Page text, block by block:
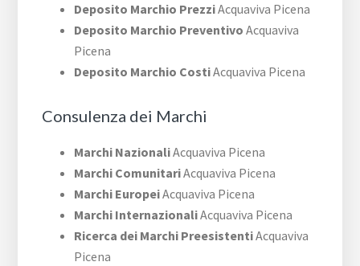
Deposito Marchio PrezziAcquaviva Picena
Deposito Marchio Preventivo Acquaviva
Picena
Deposito Marchio CostiAcquaviva Picena
Consulenza dei Marchi
Marchi NazionaliAcquaviva Picena
Marchi ComunitariAcquaviva Picena
Marchi EuropeiAcquaviva Picena
Marchi InternazionaliAcquaviva Picena
Ricerca dei Marchi PreesistentiAcquaviva
Picena